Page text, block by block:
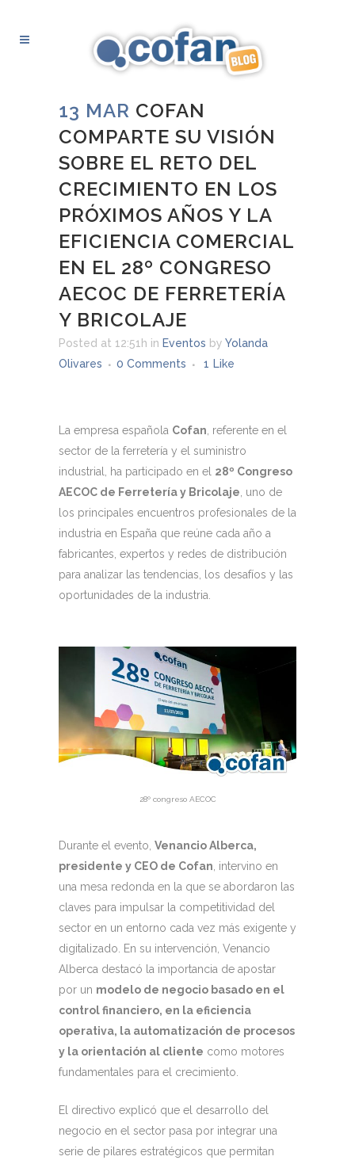
13 MAR COFAN
COMPARTE SU VISIÓN
SOBRE EL RETO DEL
CRECIMIENTO EN LOS
PRÓXIMOS AÑOS Y LA
EFICIENCIA COMERCIAL
EN EL 28º CONGRESO
AECOC DE FERRETERÍA
Y BRICOLAJE
Posted at 12:51h in Eventos by Yolanda
Olivares
0 Comments 1 Like
La empresa española Cofan , referente en el
sector de la ferretería y el suministro
industrial, ha participado en el 28º Congreso
AECOC de Ferretería y Bricolaje , uno de
los principales encuentros profesionales de la
industria en España que reúne cada año a
fabricantes, expertos y redes de distribución
para analizar las tendencias, los desafíos y las
oportunidades de la industria.
28º congreso AECOC
Durante el evento, Venancio Alberca,
presidente y CEO de Cofan , intervino en
una mesa redonda en la que se abordaron las
claves para impulsar la competitividad del
sector en un entorno cada vez más exigente y
digitalizado. En su intervención, Venancio
Alberca destacó la importancia de apostar
por un modelo de negocio basado en el
control financiero, en la eficiencia
operativa, la automatización de procesos
y la orientación al cliente como motores
fundamentales para el crecimiento.
El directivo explicó que el desarrollo del
negocio en el sector pasa por integrar una
serie de pilares estratégicos que permitan